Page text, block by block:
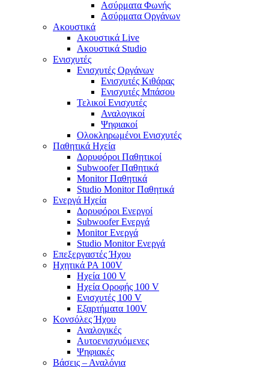
Ασύρματα Φωνής
Ασύρματα Οργάνων
Ακουστικά
Ακουστικά Live
Ακουστικά Studio
Ενισχυτές
Ενισχυτές Οργάνων
Ενισχυτές Κιθάρας
Ενισχυτές Μπάσου
Τελικοί Ενισχυτές
Αναλογικοί
Ψηφιακοί
Ολοκληρωμένοι Ενισχυτές
Παθητικά Ηχεία
Δορυφόροι Παθητικοί
Subwoofer Παθητικά
Monitor Παθητικά
Studio Monitor Παθητικά
Ενεργά Ηχεία
Δορυφόροι Ενεργοί
Subwoofer Ενεργά
Monitor Ενεργά
Studio Monitor Ενεργά
Επεξεργαστές Ήχου
Ηχητικά PA 100V
Ηχεία 100 V
Ηχεία Οροφής 100 V
Ενισχυτές 100 V
Εξαρτήματα 100V
Κονσόλες Ήχου
Αναλογικές
Αυτοενισχυόμενες
Ψηφιακές
Βάσεις – Αναλόγια